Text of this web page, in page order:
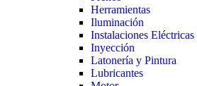
Herramientas
Iluminación
Instalaciones Eléctricas
Inyección
Latonería y Pintura
Lubricantes